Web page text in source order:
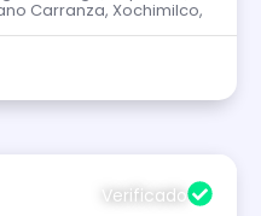
Carranza, Xochimilco,
Verificado